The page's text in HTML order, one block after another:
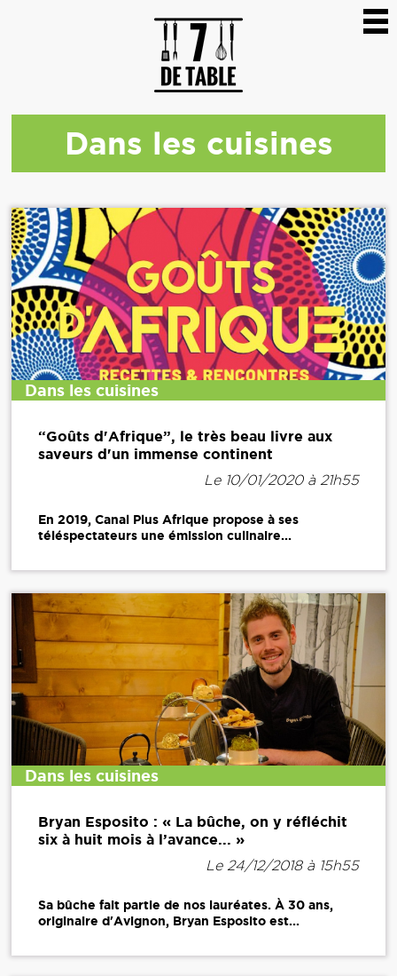
Dans les cuisines
Dans les cuisines
“Goûts d'Afrique”, le très beau livre aux
saveurs d'un immense continent
Le 10/01/2020 à 21h55
En 2019, Canal Plus Afrique propose à ses
téléspectateurs une émission culinaire...
Dans les cuisines
Bryan Esposito : « La bûche, on y réfléchit
six à huit mois à l’avance... »
Le 24/12/2018 à 15h55
Sa bûche fait partie de nos lauréates. À 30 ans,
originaire d'Avignon, Bryan Esposito est...